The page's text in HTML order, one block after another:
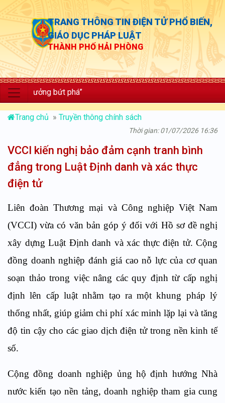
TRANG THÔNG TIN ĐIỆN TỬ PHỔ BIẾN,
GIÁO DỤC PHÁP LUẬT
THÀNH PHỐ HẢI PHÒNG
bứt phá”
Trang chủ » Truyền thông chính sách
Thời gian: 01/07/2026 16:36
VCCI kiến nghị bảo đảm cạnh tranh bình
đẳng trong Luật Định danh và xác thực
điện tử
Liên đoàn Thương mại và Công nghiệp Việt Nam
(VCCI) vừa có văn bản góp ý đối với Hồ sơ đề nghị
xây dựng Luật Định danh và xác thực điện tử. Cộng
đồng doanh nghiệp đánh giá cao nỗ lực của cơ quan
soạn thảo trong việc nâng các quy định từ cấp nghị
định lên cấp luật nhằm tạo ra một khung pháp lý
thống nhất, giúp giảm chi phí xác minh lặp lại và tăng
độ tin cậy cho các giao dịch điện tử trong nền kinh tế
số.
Cộng đồng doanh nghiệp ủng hộ định hướng Nhà
nước kiến tạo nền tảng, doanh nghiệp tham gia cung